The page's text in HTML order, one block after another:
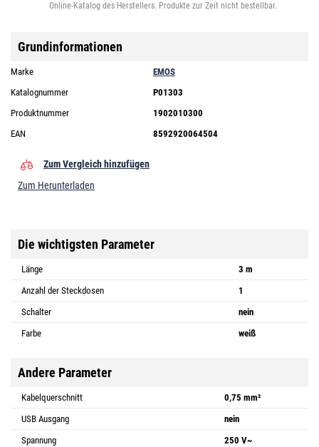
Online-Katalog des Herstellers. Produkte zur Zeit nicht bestellbar.
Grundinformationen
Marke
EMOS
Katalognummer
P01303
Produktnummer
1902010300
EAN
8592920064504
Zum Vergleich hinzufügen
Zum Herunterladen
Die wichtigsten Parameter
Länge
3 m
Anzahl der Steckdosen
1
Schalter
nein
Farbe
weiß
Andere Parameter
Kabelquerschnitt
0,75 mm²
USB Ausgang
nein
Spannung
250 V~